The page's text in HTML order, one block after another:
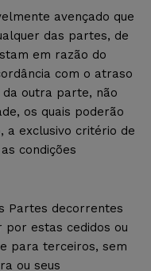
avençado que
das partes, de
em razão do
com o atraso
outra parte, não
os quais poderão
a exclusivo critério de
condições
Partes decorrentes
estas cedidos ou
para terceiros, sem
ou seus